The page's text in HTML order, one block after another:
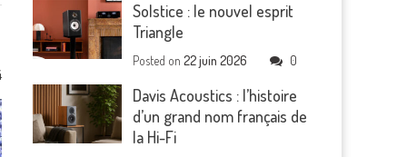
Solstice : le nouvel esprit
Triangle
Posted on22 juin 2026 0
Davis Acoustics : l’histoire
d’un grand nom français de
la Hi-Fi